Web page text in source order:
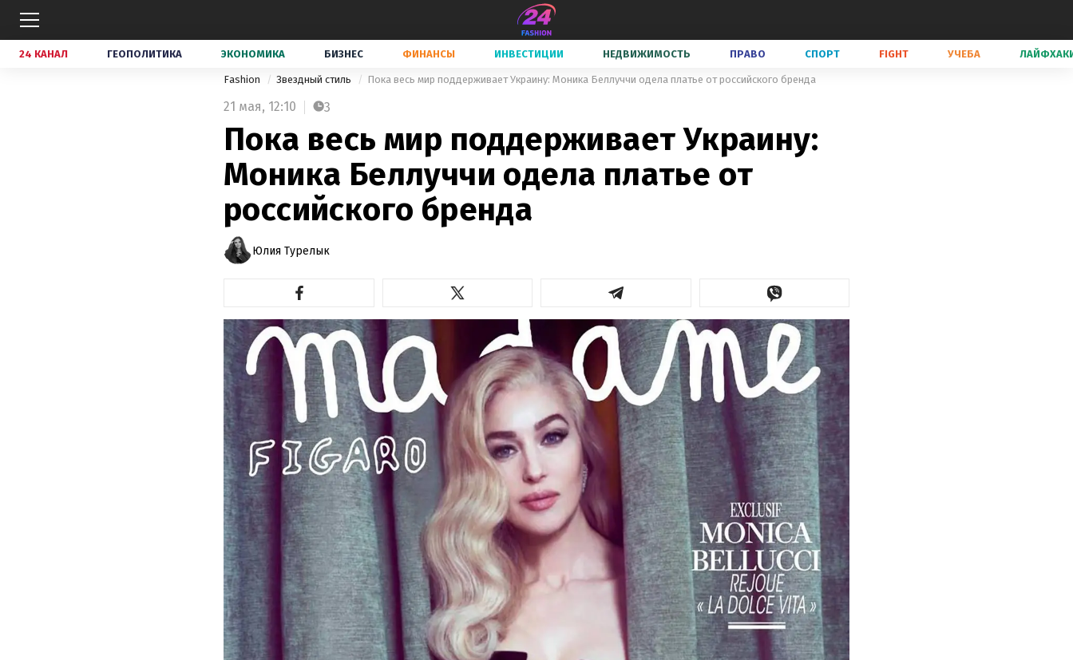
24 КАНАЛ ГЕОПОЛИТИКА ЭКОНОМИКА БИЗНЕС ФИНАНСЫ ИНВЕСТИЦИИ НЕДВИЖИМОСТЬ ПРАВО СПОРТ FIGHT УЧЕБА
Fashion Звездный стиль Пока весь мир поддерживает Украину: Моника Беллуччи одела платье от российского бренда
21 мая, 12:10 3
Пока весь мир поддерживает Украину:
Моника Беллуччи одела платье от
российского бренда
Юлия Турелык